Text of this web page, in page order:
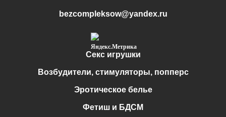
bezcompleksow@yandex.ru
Секс игрушки
Возбудители, стимуляторы, попперс
Эротическое белье
Фетиш и БДСМ